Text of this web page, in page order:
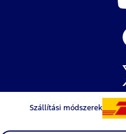
Szállítási módszerek